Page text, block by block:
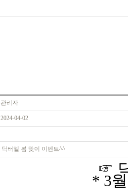
관리자
2024-04-02
닥터엘 봄 맞이 이벤트^^
☞
* 3